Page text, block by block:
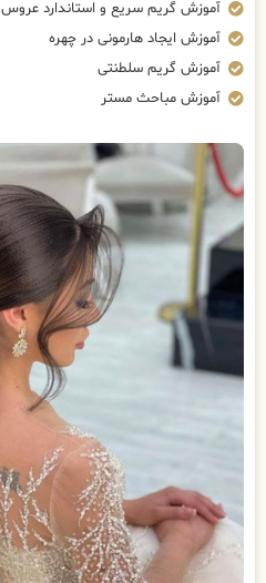
آموزش گریم سریع و استاندارد عروس
آموزش ایجاد هارمونی در چهره
آموزش گریم سلطنتی
آموزش مباحث مستر